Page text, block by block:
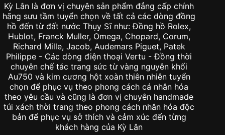
Kỳ Lân là đơn vị chuyên sản phẩm đẳng cấp chính
hãng sưu tầm tuyển chọn về tất cả các dòng đồng
hồ đến từ đất nước Thụy Sĩ như: Đồng hồ Rolex,
Hublot, Franck Muller, Omega, Chopard, Corum,
Richard Mille, Jacob, Audemars Piguet, Patek
Philippe - Các dòng điện thoại Vertu - Đồng thời
chuyên chế tác trang sức từ vàng nguyên khối
Au750 và kim cương hột xoàn thiên nhiên tuyển
chọn để phục vụ theo phong cách cá nhân hóa
theo yêu cầu và cũng là đơn vị chuyên handmade
túi xách thời trang theo phong cách nhân hóa độc
bản để phục vụ sở thích và cảm xúc đến từng
khách hàng của Kỳ Lân